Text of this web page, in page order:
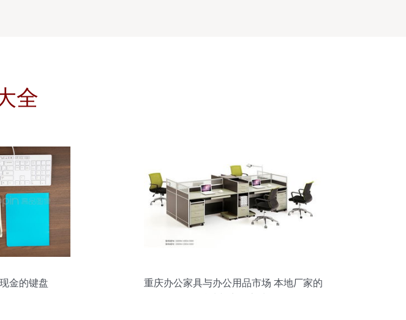
全
金的键盘
重庆办公家具与办公用品市场 本地厂家的